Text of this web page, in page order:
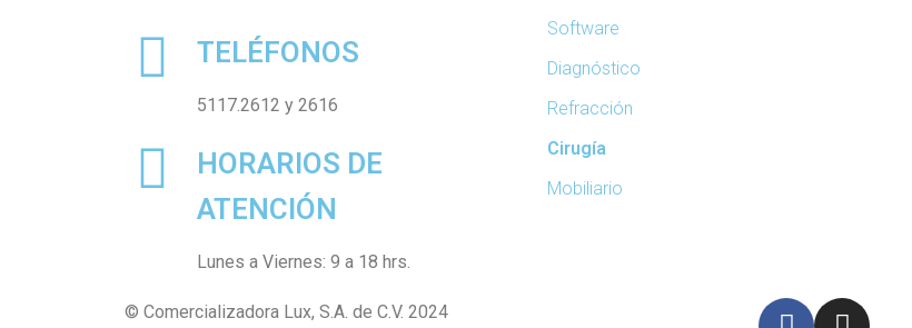
TELÉFONOS
5117.2612 y 2616
HORARIOS DE
ATENCIÓN
Lunes a Viernes: 9 a 18 hrs.
Software
Diagnóstico
Refracción
Cirugía
Mobiliario
© Comercializadora Lux, S.A. de C.V. 2024